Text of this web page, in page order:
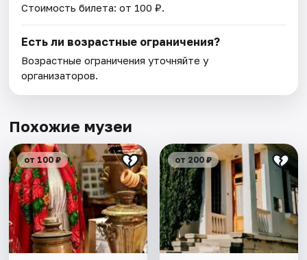
Стоимость билета: от 100 ₽.
Есть ли возрастные ограничения?
Возрастные ограничения уточняйте у
организаторов.
Похожие музеи
от 100 ₽ от 200 ₽